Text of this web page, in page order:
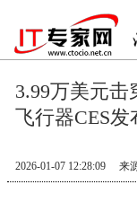
3.99万美元
飞行器CES
2026-01-07 12:28:09 来